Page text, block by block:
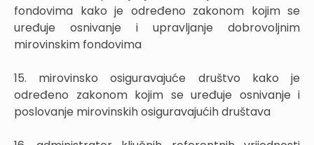
fondovima kako je određeno zakonom kojim se
uređuje osnivanje i upravljanje dobrovoljnim
mirovinskim fondovima
15. mirovinsko osiguravajuće društvo kako je
određeno zakonom kojim se uređuje osnivanje i
poslovanje mirovinskih osiguravajućih društava